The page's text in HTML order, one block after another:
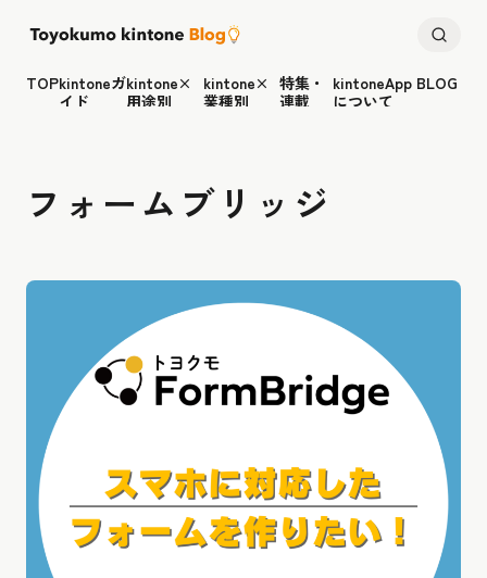
TOPkintoneガ
イド
kintone×
用途別
kintone×
業種別
特集・
連載
kintoneApp BLOG
について
フォームブリッジ